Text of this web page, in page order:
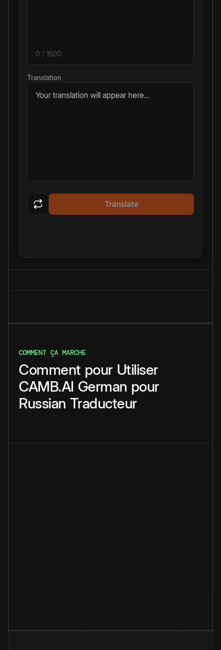
0 / 1500
Translation
Your translation will appear here...
Translate
COMMENT ÇA MARCHE
Comment pour Utiliser
CAMB.AI German pour
Russian Traducteur